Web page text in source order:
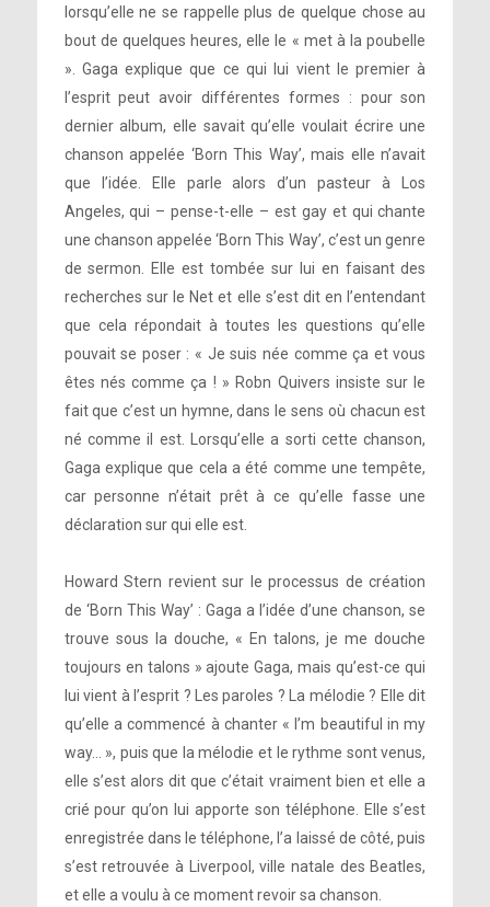
lorsqu’elle ne se rappelle plus de quelque chose au
bout de quelques heures, elle le « met à la poubelle
». Gaga explique que ce qui lui vient le premier à
l’esprit peut avoir différentes formes : pour son
dernier album, elle savait qu’elle voulait écrire une
chanson appelée ‘Born This Way’, mais elle n’avait
que l’idée. Elle parle alors d’un pasteur à Los
Angeles, qui – pense-t-elle – est gay et qui chante
une chanson appelée ‘Born This Way’, c’est un genre
de sermon. Elle est tombée sur lui en faisant des
recherches sur le Net et elle s’est dit en l’entendant
que cela répondait à toutes les questions qu’elle
pouvait se poser : « Je suis née comme ça et vous
êtes nés comme ça ! » Robn Quivers insiste sur le
fait que c’est un hymne, dans le sens où chacun est
né comme il est. Lorsqu’elle a sorti cette chanson,
Gaga explique que cela a été comme une tempête,
car personne n’était prêt à ce qu’elle fasse une
déclaration sur qui elle est.
Howard Stern revient sur le processus de création
de ‘Born This Way’ : Gaga a l’idée d’une chanson, se
trouve sous la douche, « En talons, je me douche
toujours en talons » ajoute Gaga, mais qu’est-ce qui
lui vient à l’esprit ? Les paroles ? La mélodie ? Elle dit
qu’elle a commencé à chanter « I’m beautiful in my
way… », puis que la mélodie et le rythme sont venus,
elle s’est alors dit que c’était vraiment bien et elle a
crié pour qu’on lui apporte son téléphone. Elle s’est
enregistrée dans le téléphone, l’a laissé de côté, puis
s’est retrouvée à Liverpool, ville natale des Beatles,
et elle a voulu à ce moment revoir sa chanson.